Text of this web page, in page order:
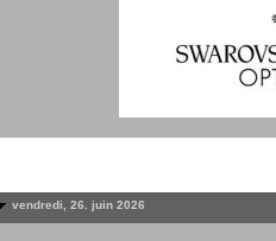
vendredi, 26. juin 2026